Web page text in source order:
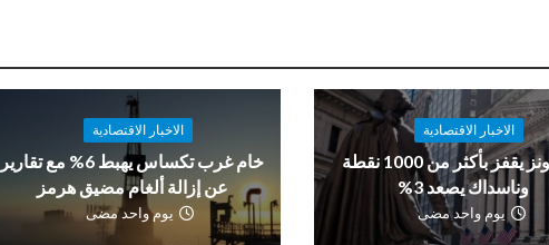
الاخبار الاقتصادية
داو جونز يقفز بأكثر من 1000 نقطة
وناسداك يصعد 3%
يوم واحد مضى
الاخبار الاقتصادية
خام غرب تكساس يهبط 6% مع تقارير
عن إزالة ألغام مضيق هرمز
يوم واحد مضى